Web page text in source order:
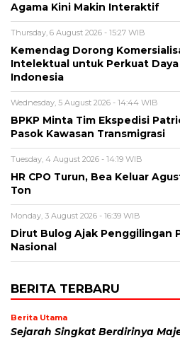
Agama Kini Makin Interaktif
Thursday, 6 August 2026 - 15:27 WIB
Kemendag Dorong
Intelektual untuk Perkuat
Indonesia
Wednesday, 5 August 2026 - 14:44 WIB
BPKP Minta Tim Ekspedisi
Pasok Kawasan Transmigrasi
Tuesday, 4 August 2026 - 14:19 WIB
HR CPO Turun, Bea Keluar
Ton
Monday, 3 August 2026 - 16:39 WIB
Dirut Bulog Ajak Penggilingan
Nasional
BERITA TERBARU
Berita Utama
Sejarah Singkat Berdirinya